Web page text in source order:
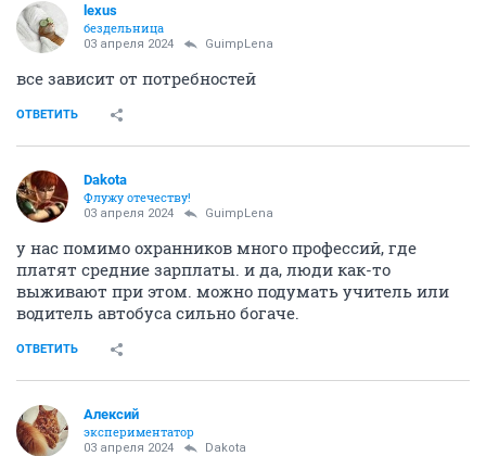
lexus
бездельница
03 апреля 2024 GuimpLena
все зависит от потребностей
ОТВЕТИТЬ
Dаkota
Флужу отечеству!
03 апреля 2024 GuimpLena
у нас помимо охранников много профессий, где
платят средние зарплаты. и да, люди как-то
выживают при этом. можно подумать учитель или
водитель автобуса сильно богаче.
ОТВЕТИТЬ
Алексий
экспериментатор
03 апреля 2024 Dаkota